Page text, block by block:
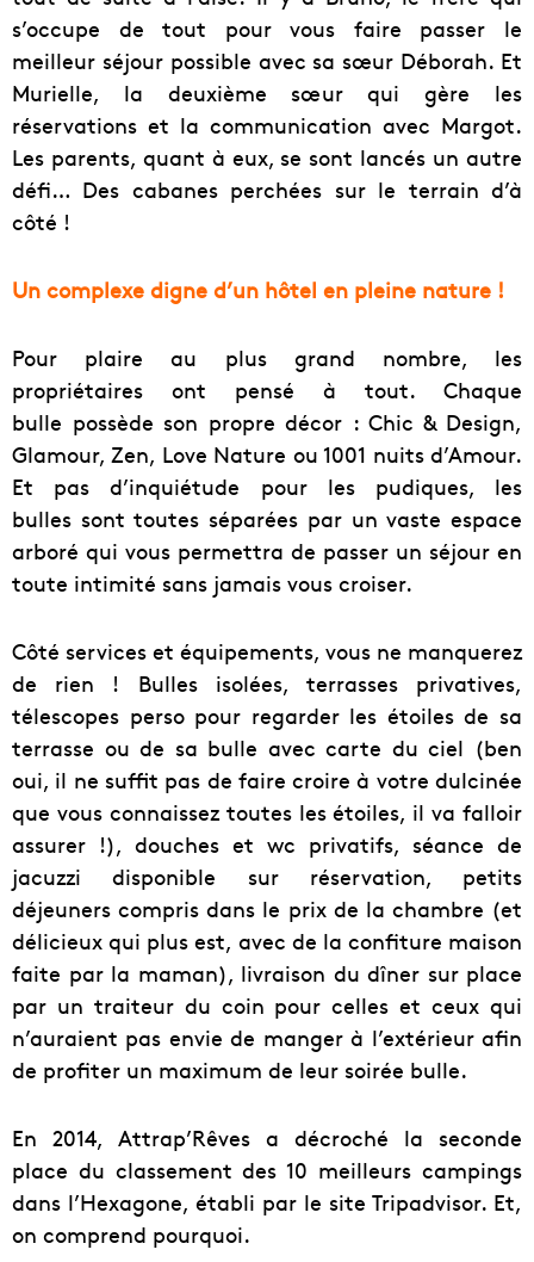
s’occupe de tout pour vous faire passer le
meilleur séjour possible avec sa sœur Déborah. Et
Murielle, la deuxième sœur qui gère les
réservations et la communication avec Margot.
Les parents, quant à eux, se sont lancés un autre
défi… Des cabanes perchées sur le terrain d’à
côté !
Un complexe digne d’un hôtel en pleine nature !
Pour plaire au plus grand nombre, les
propriétaires ont pensé à tout. Chaque
bulle possède son propre décor : Chic & Design,
Glamour, Zen, Love Nature ou 1001 nuits d’Amour.
Et pas d’inquiétude pour les pudiques, les
bulles sont toutes séparées par un vaste espace
arboré qui vous permettra de passer un séjour en
toute intimité sans jamais vous croiser.
Côté services et équipements, vous ne manquerez
de rien ! Bulles isolées, terrasses privatives,
télescopes perso pour regarder les étoiles de sa
terrasse ou de sa bulle avec carte du ciel (ben
oui, il ne suffit pas de faire croire à votre dulcinée
que vous connaissez toutes les étoiles, il va falloir
assurer !), douches et wc privatifs, séance de
jacuzzi disponible sur réservation, petits
déjeuners compris dans le prix de la chambre (et
délicieux qui plus est, avec de la confiture maison
faite par la maman), livraison du dîner sur place
par un traiteur du coin pour celles et ceux qui
n’auraient pas envie de manger à l’extérieur afin
de profiter un maximum de leur soirée bulle.
En 2014, Attrap’Rêves a décroché la seconde
place du classement des 10 meilleurs campings
dans l’Hexagone, établi par le site Tripadvisor. Et,
on comprend pourquoi.